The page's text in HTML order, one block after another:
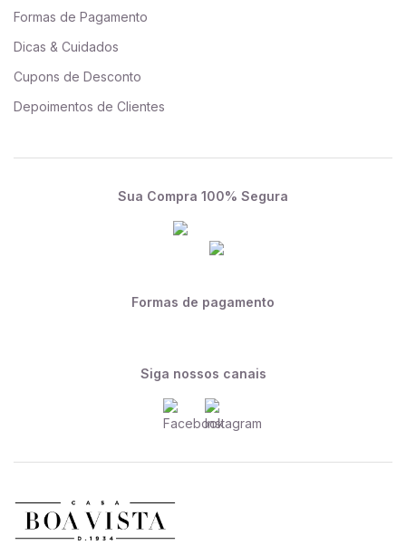
Formas de Pagamento
Dicas & Cuidados
Cupons de Desconto
Depoimentos de Clientes
Sua Compra 100% Segura
Formas de pagamento
Siga nossos canais